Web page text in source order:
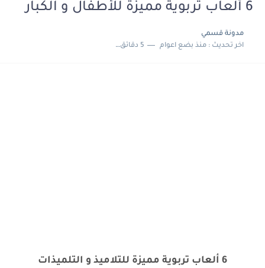
6 ألعاب تربوية مميزة للأطفال و الكبار
مدونة قسمي
اخر تحديث :منذ بضع اعوام 5 دقائق للقراءة
6 ألعاب تربوية مميزة للتلاميذ و التلميذات